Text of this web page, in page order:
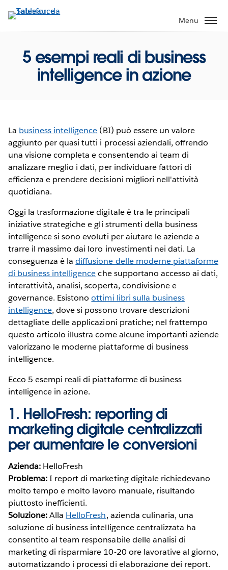
Passa
Menu
5 esempi reali di business
intelligence in azione
La business intelligence (BI) può essere un valore
aggiunto per quasi tutti i processi aziendali, offrendo
una visione completa e consentendo ai team di
analizzare meglio i dati, per individuare fattori di
efficienza e prendere decisioni migliori nell'attività
quotidiana.
Oggi la trasformazione digitale è tra le principali
iniziative strategiche e gli strumenti della business
intelligence si sono evoluti per aiutare le aziende a
trarre il massimo dai loro investimenti nei dati. La
conseguenza è ladiffusione delle moderne piattaforme
di business intelligenceche supportano accesso ai dati,
interattività, analisi, scoperta, condivisione e
governance. Esistonoottimi libri sulla business
intelligence, dove si possono trovare descrizioni
dettagliate delle applicazioni pratiche; nel frattempo
questo articolo illustra come alcune importanti aziende
valorizzano le moderne piattaforme di business
intelligence.
Ecco 5 esempi reali di piattaforme di business
intelligence in azione.
1. HelloFresh: reporting di
marketing digitale centralizzati
per aumentare le conversioni
Azienda: HelloFresh
Problema:I report di marketing digitale richiedevano
molto tempo e molto lavoro manuale, risultando
piuttosto inefficienti.
Soluzione:Alla HelloFresh, azienda culinaria, una
soluzione di business intelligence centralizzata ha
consentito al team responsabile delle analisi di
marketing di risparmiare 10-20 ore lavorative al giorno,
automatizzando i processi di elaborazione dei report.